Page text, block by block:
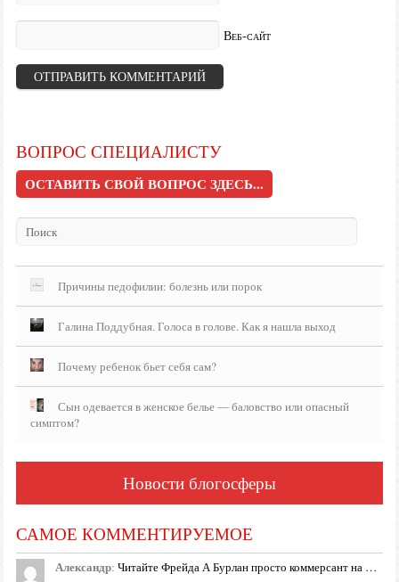
Веб-сайт
ВОПРОС СПЕЦИАЛИСТУ
ОСТАВИТЬ СВОЙ ВОПРОС ЗДЕСЬ...
Причины педофилии: болезнь или порок
Галина Поддубная. Голоса в голове. Как я нашла выход
Почему ребенок бьет себя сам?
Сын одевается в женское белье — баловство или опасный
симптом?
Новости блогосферы
САМОЕ КОММЕНТИРУЕМОЕ
Александр: Читайте Фрейда А Бурлан просто коммерсант на …